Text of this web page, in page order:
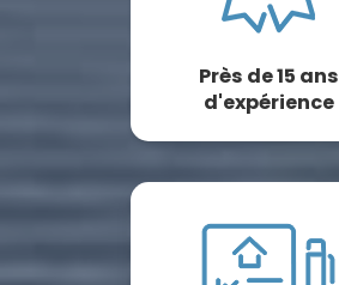
Près de 15 ans
d'expérience